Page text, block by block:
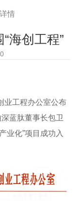
情
海创工程”
业工程办公室公布
蓝肽董事长包卫
业化”项目成功入